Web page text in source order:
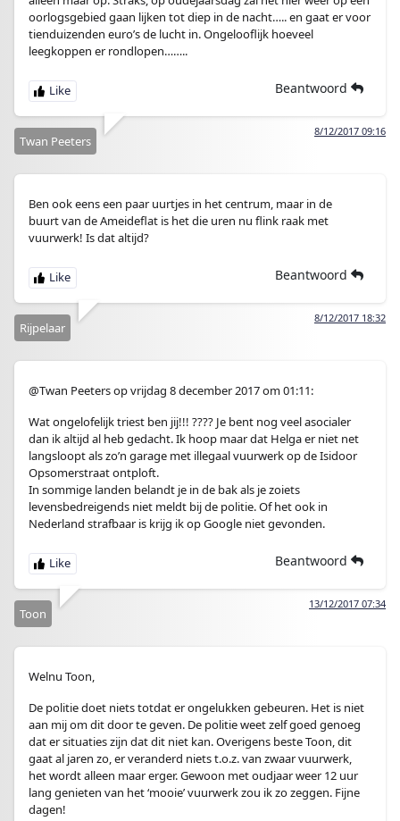
oorlogsgebied gaan lijken tot diep in de nacht….. en gaat er voor
tienduizenden euro’s de lucht in. Ongelooflijk hoeveel
leegkoppen er rondlopen……..
Beantwoord
8/12/2017 09:16
Twan Peeters
Ben ook eens een paar uurtjes in het centrum, maar in de
buurt van de Ameideflat is het die uren nu flink raak met
vuurwerk! Is dat altijd?
Beantwoord
8/12/2017 18:32
Rijpelaar
@Twan Peeters op vrijdag 8 december 2017 om 01:11:
Wat ongelofelijk triest ben jij!!! ???? Je bent nog veel asocialer
dan ik altijd al heb gedacht. Ik hoop maar dat Helga er niet net
langsloopt als zo’n garage met illegaal vuurwerk op de Isidoor
Opsomerstraat ontploft.
In sommige landen belandt je in de bak als je zoiets
levensbedreigends niet meldt bij de politie. Of het ook in
Nederland strafbaar is krijg ik op Google niet gevonden.
Beantwoord
13/12/2017 07:34
Toon
Welnu Toon,
De politie doet niets totdat er ongelukken gebeuren. Het is niet
aan mij om dit door te geven. De politie weet zelf goed genoeg
dat er situaties zijn dat dit niet kan. Overigens beste Toon, dit
gaat al jaren zo, er veranderd niets t.o.z. van zwaar vuurwerk,
het wordt alleen maar erger. Gewoon met oudjaar weer 12 uur
lang genieten van het ‘mooie’ vuurwerk zou ik zo zeggen. Fijne
dagen!